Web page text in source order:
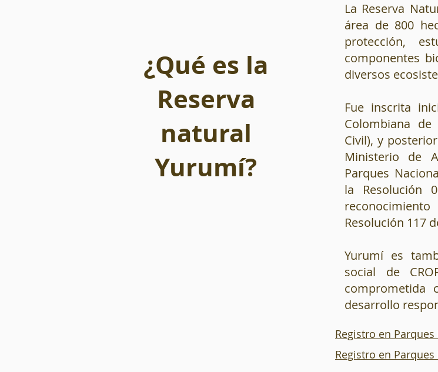
¿Qué es la
Reserva
natural
Yurumí?
La Reserva
área de 800
protección,
componentes
diversos
Fue inscrita
Colombiana
Civil), y
Ministerio de
Parques
la Resolución
Resolución 117
Yurumí es
social de
comprometida
desarrollo
Registro en
Registro en